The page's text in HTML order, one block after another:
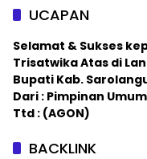
UCAPAN
Selamat & Sukses
Trisatwika Atas di
Bupati Kab.
Dari : Pimpinan
Ttd : (AGON)
BACKLINK